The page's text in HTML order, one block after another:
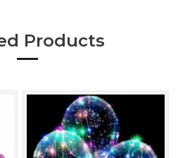
Products